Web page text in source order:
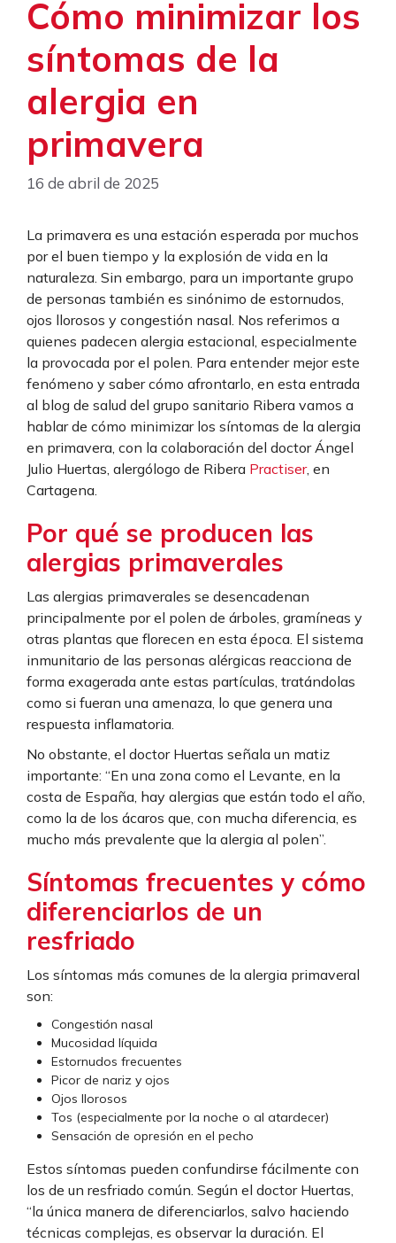
Cómo minimizar los
síntomas de la
alergia en
primavera
16 de abril de 2025
La primavera es una estación esperada por muchos
por el buen tiempo y la explosión de vida en la
naturaleza. Sin embargo, para un importante grupo
de personas también es sinónimo de estornudos,
ojos llorosos y congestión nasal. Nos referimos a
quienes padecen alergia estacional, especialmente
la provocada por el polen. Para entender mejor este
fenómeno y saber cómo afrontarlo, en esta entrada
al blog de salud del grupo sanitario Ribera vamos a
hablar de cómo minimizar los síntomas de la alergia
en primavera, con la colaboración del doctor Ángel
Julio Huertas, alergólogo de Ribera Practiser, en
Cartagena.
Por qué se producen las
alergias primaverales
Las alergias primaverales se desencadenan
principalmente por el polen de árboles, gramíneas y
otras plantas que florecen en esta época. El sistema
inmunitario de las personas alérgicas reacciona de
forma exagerada ante estas partículas, tratándolas
como si fueran una amenaza, lo que genera una
respuesta inflamatoria.
No obstante, el doctor Huertas señala un matiz
importante: “En una zona como el Levante, en la
costa de España, hay alergias que están todo el año,
como la de los ácaros que, con mucha diferencia, es
mucho más prevalente que la alergia al polen”.
Síntomas frecuentes y cómo
diferenciarlos de un
resfriado
Los síntomas más comunes de la alergia primaveral
son:
Congestión nasal
Mucosidad líquida
Estornudos frecuentes
Picor de nariz y ojos
Ojos llorosos
Tos (especialmente por la noche o al atardecer)
Sensación de opresión en el pecho
Estos síntomas pueden confundirse fácilmente con
los de un resfriado común. Según el doctor Huertas,
“la única manera de diferenciarlos, salvo haciendo
técnicas complejas, es observar la duración. El